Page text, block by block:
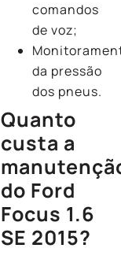
comandos
de voz;
da pressão
dos pneus.
Quanto
custa a
do Ford
Focus 1.6
SE 2015?